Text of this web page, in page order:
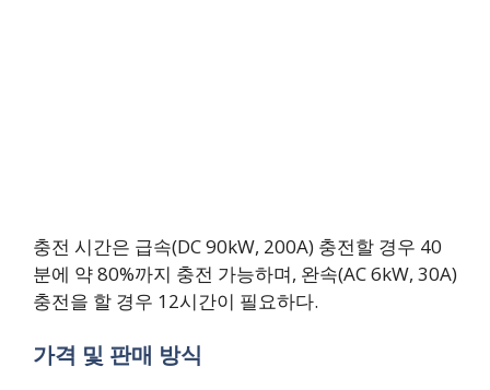
충전 시간은 급속(DC 90kW, 200A) 충전할 경우 40
분에 약 80%까지 충전 가능하며, 완속(AC 6kW, 30A)
충전을 할 경우 12시간이 필요하다.
가격 및 판매 방식